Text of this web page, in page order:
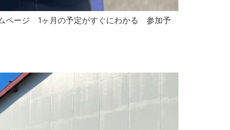
ページ 1ヶ月の予定がすぐにわかる 参加予